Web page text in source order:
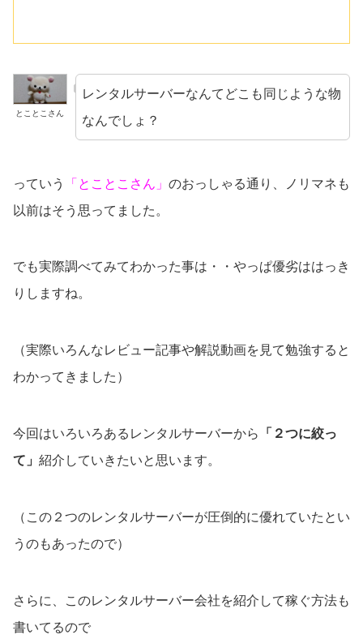
とことこさん
レンタルサーバーなんてどこも同じような物
なんでしょ？
っていう 「とことこさん」 のおっしゃる通り、ノリマネも
以前はそう思ってました。
でも実際調べてみてわかった事は・・やっぱ優劣ははっき
りしますね。
（実際いろんなレビュー記事や解説動画を見て勉強すると
わかってきました）
今回はいろいろあるレンタルサーバーから
「２つに絞っ
て」 紹介していきたいと思います。
（この２つのレンタルサーバーが圧倒的に優れていたとい
うのもあったので）
さらに、このレンタルサーバー会社を紹介して稼ぐ方法も
書いてるので